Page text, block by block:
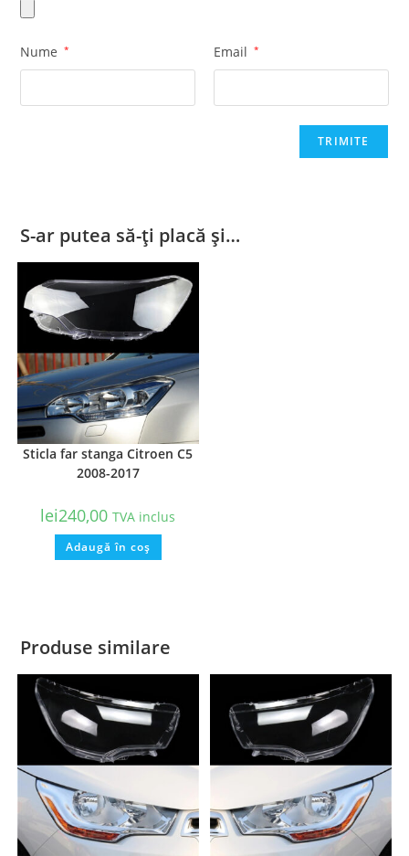
Nume * Email *
S-ar putea să-ți placă și…
Sticla far stanga Citroen C5
2008-2017
lei240,00 TVA inclus
Adaugă în coș
Produse similare